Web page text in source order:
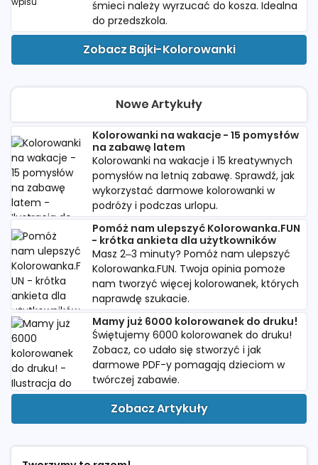
śmieci należy wyrzucać do kosza. Idealna
do przedszkola.
Zobacz Bajki-Kolorowanki
Nowe Artykuły
Kolorowanki na wakacje - 15 pomysłów
na zabawę latem
Kolorowanki na wakacje i 15 kreatywnych
pomysłów na letnią zabawę. Sprawdź, jak
wykorzystać darmowe kolorowanki w
podróży i podczas urlopu.
Pomóż nam ulepszyć Kolorowanka.FUN
- krótka ankieta dla użytkowników
Masz 2–3 minuty? Pomóż nam ulepszyć
Kolorowanka.FUN. Twoja opinia pomoże
nam tworzyć więcej kolorowanek, których
naprawdę szukacie.
Mamy już 6000 kolorowanek do druku!
Świętujemy 6000 kolorowanek do druku!
Zobacz, co udało się stworzyć i jak
darmowe PDF-y pomagają dzieciom w
twórczej zabawie.
Zobacz Artykuły